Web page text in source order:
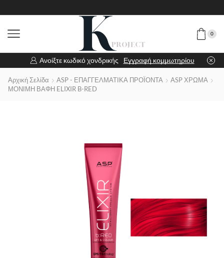
0
Ανοίξτε κωδικό χονδρικής Εγγραφή κομμωτηρίου
Αρχική Σελίδα ASP - ΕΠΑΓΓΕΛΜΑΤΙΚΑ ΠΡΟΪΟΝΤΑ
ASP ΧΡΩΜΑ
ΜΟΝΙΜΗ ΒΑΦΗ ELIXIR B-RED